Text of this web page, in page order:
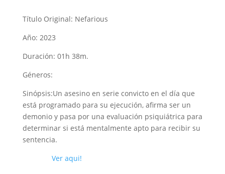
Título Original: Nefarious
Año: 2023
Duración: 01h 38m.
Géneros:
Sinópsis:Un asesino en serie convicto en el día que
está programado para su ejecución, afirma ser un
demonio y pasa por una evaluación psiquiátrica para
determinar si está mentalmente apto para recibir su
sentencia.
Ver aqui!